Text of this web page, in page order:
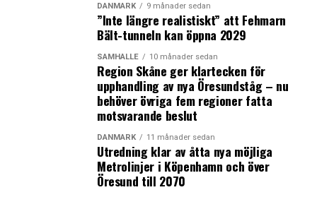
DANMARK 9 månader sedan
”Inte längre realistiskt” att Fehmarn
Bält-tunneln kan öppna 2029
SAMHÄLLE 10 månader sedan
Region Skåne ger klartecken för
upphandling av nya Öresundståg – nu
behöver övriga fem regioner fatta
motsvarande beslut
DANMARK 11 månader sedan
Utredning klar av åtta nya möjliga
Metrolinjer i Köpenhamn och över
Öresund till 2070